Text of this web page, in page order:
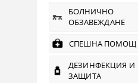
БОЛНИЧНО
ОБЗАВЕЖДАНЕ
СПЕШНА ПОМОЩ
ДЕЗИНФЕКЦИЯ И
ЗАЩИТА